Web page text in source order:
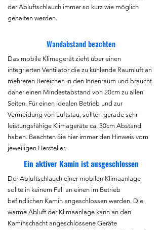
der Abluftschlauch immer so kurz wie möglich
gehalten werden.
Wandabstand beachten
Das mobile Klimagerät zieht über einen
integrierten Ventilator die zu kühlende Raumluft an
mehreren Bereichen in den Innenraum und braucht
daher einen Mindestabstand von 20cm zu allen
Seiten. Für einen idealen Betrieb und zur
Vermeidung von Luftstau, sollten gerade sehr
leistungsfähige Klimageräte ca. 30cm Abstand
haben. Beachten Sie hier immer den Hinweis vom
jeweiligen Hersteller.
Ein aktiver Kamin ist ausgeschlossen
Der Abluftschlauch einer mobilen Klimaanlage
sollte in keinem Fall an einen im Betrieb
befindlichen Kamin angeschlossen werden. Die
warme Abluft der Klimaanlage kann an den
Kaminschacht angeschlossene Geräte